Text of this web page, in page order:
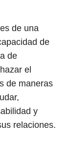
de una
de
de
el
de maneras
y
relaciones.